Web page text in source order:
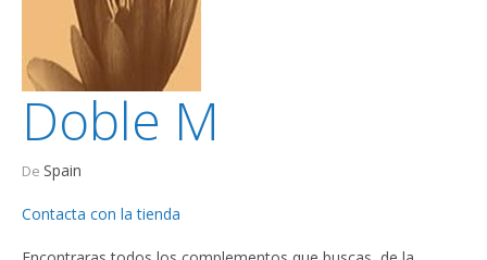
Doble M
De Spain
Contacta con la tienda